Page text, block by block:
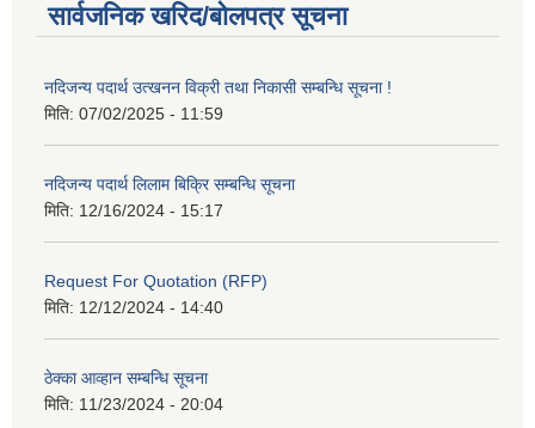
सार्वजनिक खरिद/बोलपत्र सूचना
नदिजन्य पदार्थ उत्खनन विक्री तथा निकासी सम्बन्धि सूचना !
मिति: 07/02/2025 - 11:59
नदिजन्य पदार्थ लिलाम बिक्रि सम्बन्धि सूचना
मिति: 12/16/2024 - 15:17
Request For Quotation (RFP)
मिति: 12/12/2024 - 14:40
ठेक्का आव्हान सम्बन्धि सूचना
मिति: 11/23/2024 - 20:04